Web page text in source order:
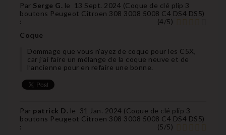
Par Serge G. le 13 Sept. 2024 (Coque de clé plip 3
boutons Peugeot Citroen 308 3008 5008 C4 DS4 DS5)
:
(4/5)
Coque
Dommage que vous n’ayez de coque pour les C5X,
car j’ai faire un mélange de la coque neuve et de
l’ancienne pour en refaire une bonne.
Par patrick D. le 31 Jan. 2024 (Coque de clé plip 3
boutons Peugeot Citroen 308 3008 5008 C4 DS4 DS5)
:
(5/5)